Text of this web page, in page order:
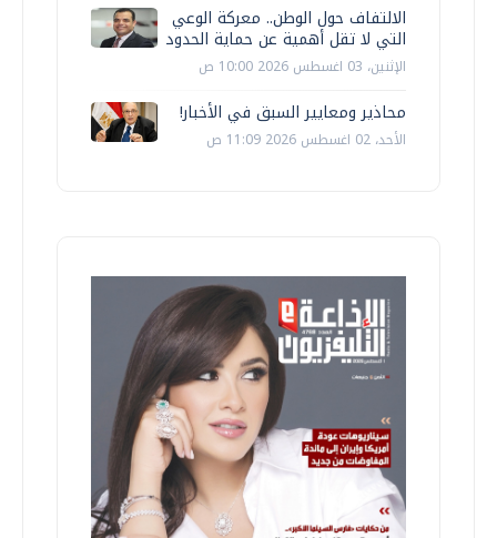
الالتفاف حول الوطن.. معركة الوعي
التي لا تقل أهمية عن حماية الحدود
الإثنين، 03 اغسطس 2026 10:00 ص
محاذير ومعايير السبق في الأخبار!
الأحد، 02 اغسطس 2026 11:09 ص